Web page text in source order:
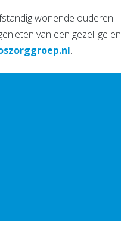
wonende ouderen
van een gezellige en
.